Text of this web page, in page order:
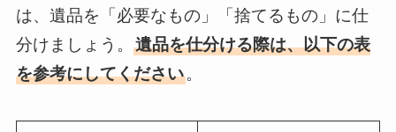
は、遺品を「必要なもの」「捨てるもの」に仕
分けましょう。 遺品を仕分ける際は、以下の表
を参考にしてください。